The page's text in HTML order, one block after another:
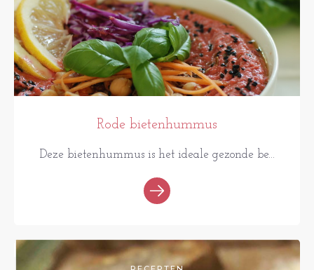
Rode bietenhummus
Deze bietenhummus is het ideale gezonde be...